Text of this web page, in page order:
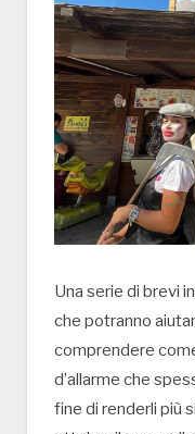
Una serie di brevi
che potranno
comprendere
d’allarme che
fine di renderli più